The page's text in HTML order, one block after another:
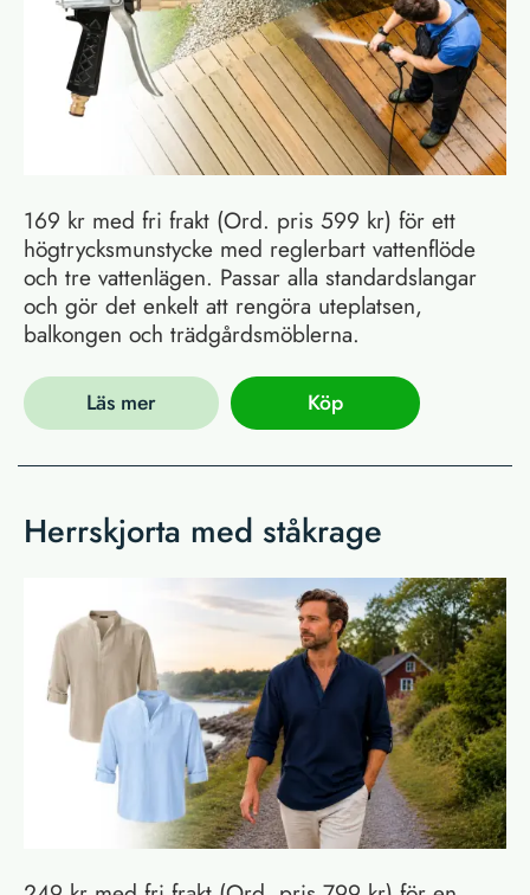
169 kr med fri frakt (Ord. pris 599 kr) för ett
högtrycksmunstycke med reglerbart vattenflöde
och tre vattenlägen. Passar alla standardslangar
och gör det enkelt att rengöra uteplatsen,
balkongen och trädgårdsmöblerna.
Läs mer Köp
Herrskjorta med ståkrage